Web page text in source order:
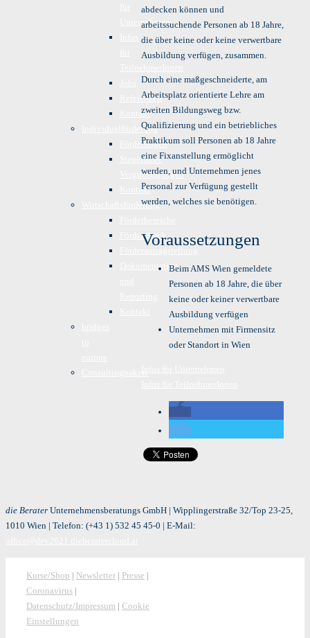
abdecken können und
arbeitssuchende Personen ab 18 Jahre,
die über keine oder keine verwertbare
Ausbildung verfügen, zusammen.
Durch eine maßgeschneiderte, am
Arbeitsplatz orientierte Lehre am
zweiten Bildungsweg bzw.
Qualifizierung und ein betriebliches
Praktikum soll Personen ab 18 Jahre
eine Fixanstellung ermöglicht
werden, und Unternehmen jenes
Personal zur Verfügung gestellt
werden, welches sie benötigen.
Voraussetzungen
Beim AMS Wien gemeldete
Personen ab 18 Jahre, die über
keine oder keiner verwertbare
Ausbildung verfügen
Unternehmen mit Firmensitz
oder Standort in Wien
Unternehmen
Referenzen
Kontakt
Individualförderung
Förderungen
Steuerliche
Vergünstigungen
Kontakt
Wirtschaftsförderung
Fördercheck
Dokumentation
die Berater Unternehmensberatungs GmbH | Wipplingerstraße 32/Top 23-25,
1010 Wien | Telefon: (+43 1) 532 45 45-0 | E-Mail:
Kurse/Shop | Newsletter | Presse |
Coronavirus |
Datenschutz/Impressum | Cookie
Einstellungen